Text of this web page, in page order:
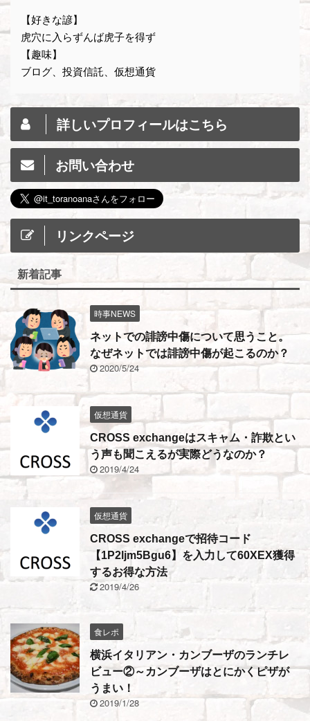
【好きな諺】
虎穴に入らずんば虎子を得ず
【趣味】
ブログ、投資信託、仮想通貨
詳しいプロフィールはこちら
お問い合わせ
リンクページ
新着記事
時事NEWS
ネットでの誹謗中傷について思うこと。
なぜネットでは誹謗中傷が起こるのか？
2020/5/24
仮想通貨
CROSS exchangeはスキャム・詐欺とい
う声も聞こえるが実際どうなのか？
2019/4/24
仮想通貨
CROSS exchangeで招待コード
【1P2ljm5Bgu6】を入力して60XEX獲得
するお得な方法
2019/4/26
食レポ
横浜イタリアン・カンブーザのランチレ
ビュー②～カンブーザはとにかくピザが
うまい！
2019/1/28